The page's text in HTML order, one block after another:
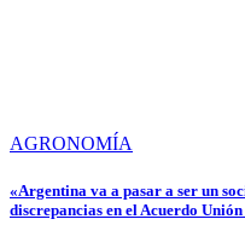
AGRONOMÍA
«Argentina va a pasar a ser un
discrepancias en el Acuerdo